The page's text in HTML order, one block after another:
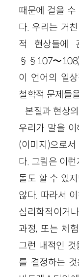
때문에 걸을 수
다. 우리는 거
적 현상들에
§§107〜108).
이 언어의 일
철학적 문제들
본질과 현상
우리가 말을
(이미지)으로
다. 그림은 이
돌도 할 수 있
않다. 따라서
심리학적이거
과정, 또는 체
그런 내적인 것
를 결정하는